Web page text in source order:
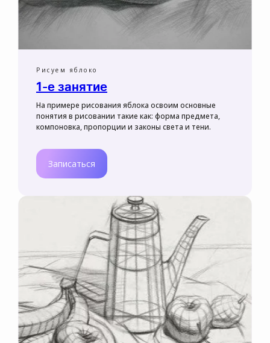
Рисуем яблоко
1-е занятие
На примере рисования яблока освоим основные
понятия в рисовании такие как: форма предмета,
компоновка, пропорции и законы света и тени.
Записаться